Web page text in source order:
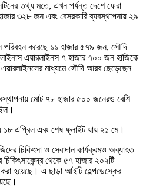
তথ্য মতে, এখন পর্যন্ত দেশে ফেরা
৩২৮ জন এবং বেসরকারি ব্যবস্থাপনায় ২৯
পরিবহন করেছে ১১ হাজার ৫৭৯ জন, সৌদি
এয়ারলাইনস ৭ হাজার ৭০০ জন হাজিকে
মাধ্যমে সৌদি আরব ছেড়েছেন
মোট ৭৮ হাজার ৫০০ জনেরও বেশি
এপ্রিল এবং শেষ ফ্লাইট যায় ২১ মে।
চিকিৎসা ও সেবাদান কার্যক্রমও অব্যাহত
থেকে ৫৭ হাজার ২০২টি
হয়েছে। এ ছাড়া আইটি হেল্পডেস্কের